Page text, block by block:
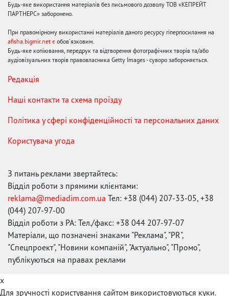
Будь-яке використання матеріалів без письмового дозволу ТОВ «КЕПРЕЙТ
ПАРТНЕРС» заборонено.
При правомірному використанні матеріалів даного ресурсу гіперпосилання на
afisha.bigmir.net є обов'язковим.
Будь-яке копіювання, передрук та відтворення фотографічних творів та/або
аудіовізуальних творів правовласника Getty Images - суворо забороняється.
Редакція
Наші контакти та схема проїзду
Політика у сфері конфіденційності та персональних даних
Користувача угода
З питань реклами звертайтесь:
Відділ роботи з прямими клієнтами:
reklama@mediadim.com.ua Тел: +38 (044) 207-33-05, +38
(044) 207-97-00
Відділ роботи з РА: Тел./факс: +38 044 207-97-07
Матеріали, що позначені знаками "Реклама", "PR",
"Спецпроект", "Новини компаній", "Актуально", "Промо",
публікуються на правах реклами
x
Для зручності користування сайтом використовуються куки.